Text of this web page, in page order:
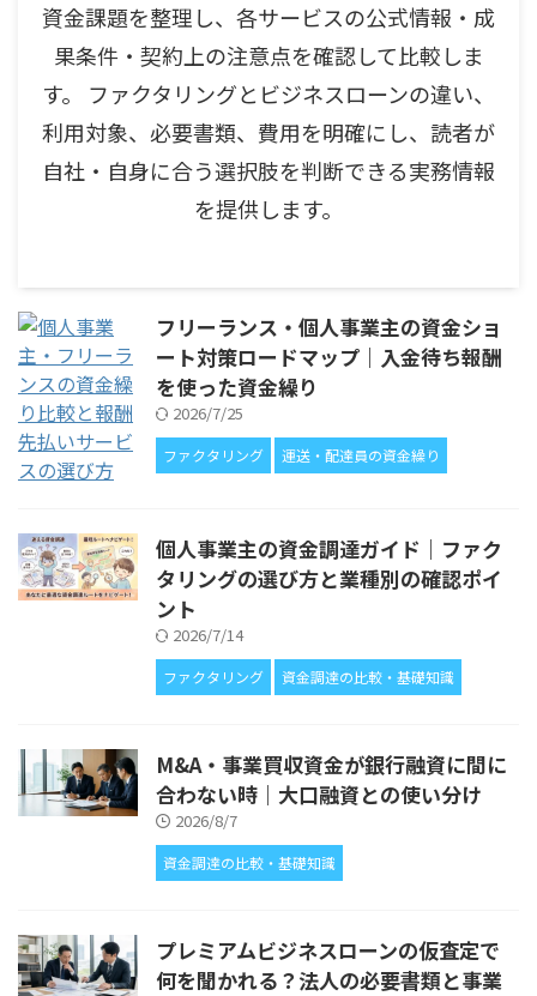
資金課題を整理し、各サービスの公式情報・成
果条件・契約上の注意点を確認して比較しま
す。 ファクタリングとビジネスローンの違い、
利用対象、必要書類、費用を明確にし、読者が
自社・自身に合う選択肢を判断できる実務情報
を提供します。
フリーランス・個人事業主の資金ショ
ート対策ロードマップ｜入金待ち報酬
を使った資金繰り
2026/7/25
ファクタリング 運送・配達員の資金繰り
個人事業主の資金調達ガイド｜ファク
タリングの選び方と業種別の確認ポイ
ント
2026/7/14
ファクタリング 資金調達の比較・基礎知識
M&A・事業買収資金が銀行融資に間に
合わない時｜大口融資との使い分け
2026/8/7
資金調達の比較・基礎知識
プレミアムビジネスローンの仮査定で
何を聞かれる？法人の必要書類と事業